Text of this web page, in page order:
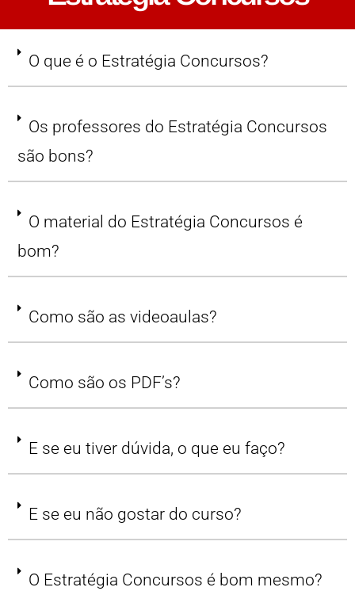
O que é o Estratégia Concursos?
Os professores do Estratégia Concursos
são bons?
O material do Estratégia Concursos é
bom?
Como são as videoaulas?
Como são os PDF’s?
E se eu tiver dúvida, o que eu faço?
E se eu não gostar do curso?
O Estratégia Concursos é bom mesmo?